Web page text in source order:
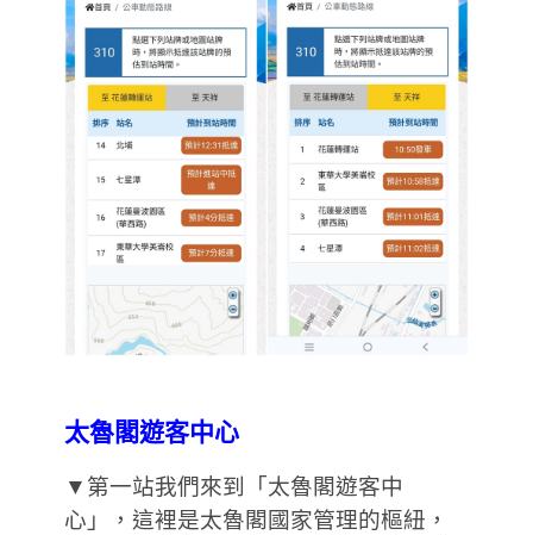
太魯閣遊客中心
▼第一站我們來到「太魯閣遊客中
心」，這裡是太魯閣國家管理的樞紐，